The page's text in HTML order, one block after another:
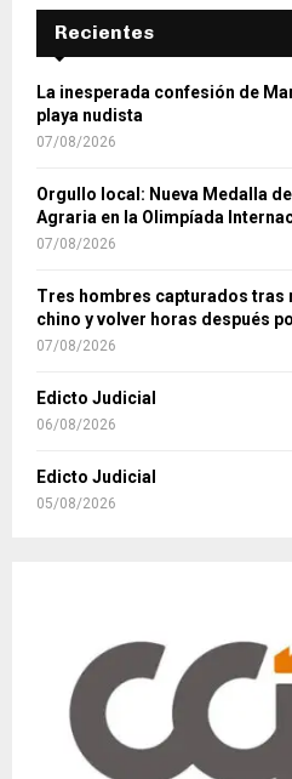
Recientes
La inesperada confesión de
playa nudista
07/08/2026
Orgullo local: Nueva Medalla
Agraria en la Olimpíada
07/08/2026
Tres hombres capturados tras
chino y volver horas después
07/08/2026
Edicto Judicial
06/08/2026
Edicto Judicial
05/08/2026